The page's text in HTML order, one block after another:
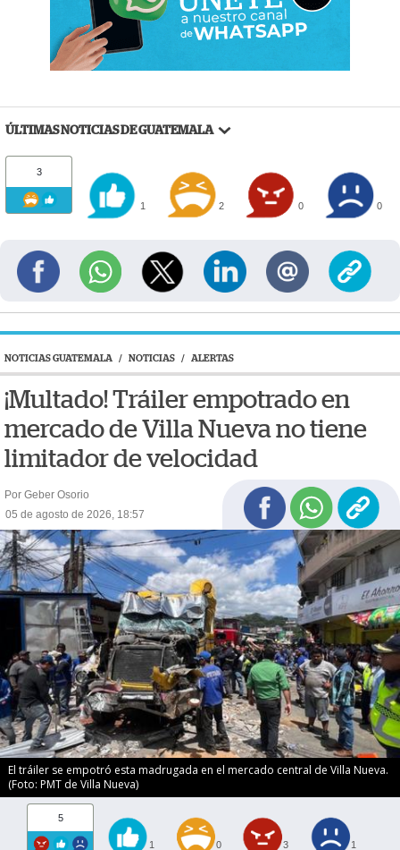
ÚLTIMAS NOTICIAS DE GUATEMALA
3
1 2 0 0
NOTICIAS GUATEMALA / NOTICIAS / ALERTAS
¡Multado! Tráiler empotrado en
mercado de Villa Nueva no tiene
limitador de velocidad
Por Geber Osorio
05 de agosto de 2026, 18:57
El tráiler se empotró esta madrugada en el mercado central de Villa Nueva.
(Foto: PMT de Villa Nueva)
5
1 0 3 1